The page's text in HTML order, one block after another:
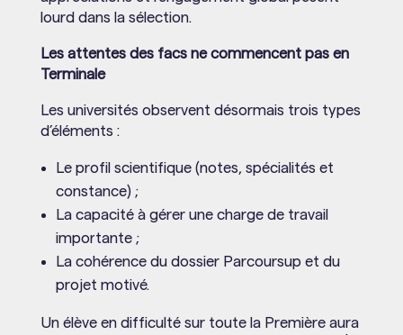
lourd dans la sélection.
Les attentes des facs ne commencent pas en
Terminale
Les universités observent désormais trois types
d’éléments :
Le profil scientifique (notes, spécialités et
constance) ;
La capacité à gérer une charge de travail
importante ;
La cohérence du dossier Parcoursup et du
projet motivé.
Un élève en difficulté sur toute la Première aura